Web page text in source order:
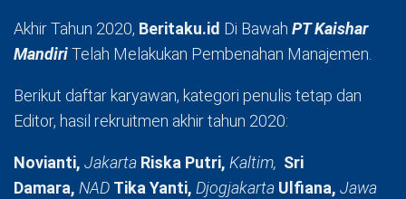
Akhir Tahun 2020, Beritaku.id Di Bawah PT Kaishar
MandiriTelah Melakukan Pembenahan Manajemen.
Berikut daftar karyawan, kategori penulis tetap dan
Editor, hasil rekruitmen akhir tahun 2020:
Novianti, Jakarta Riska Putri, Kaltim, Sri
Damara, NAD Tika Yanti, Djogjakarta Ulfiana, Jawa